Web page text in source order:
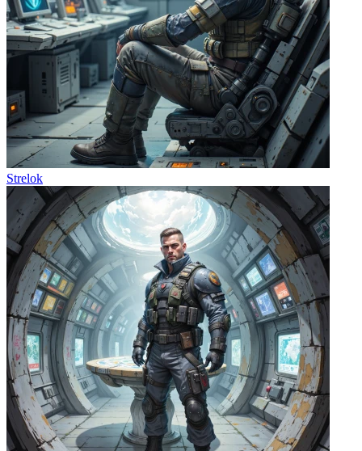
Strelok